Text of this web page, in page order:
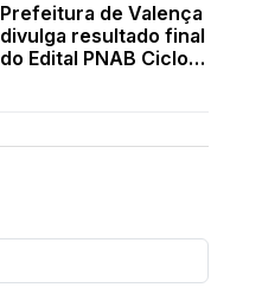
Prefeitura de Valença
divulga resultado final
do Edital PNAB Ciclo 2